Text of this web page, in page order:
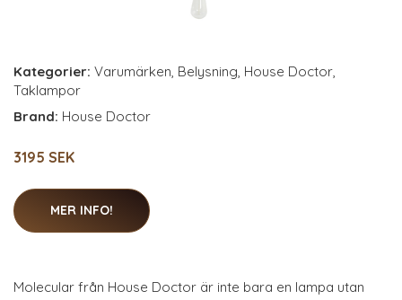
Kategorier: Varumärken, Belysning, House Doctor,
Taklampor
Brand: House Doctor
3195 SEK
MER INFO!
Molecular från House Doctor är inte bara en lampa utan